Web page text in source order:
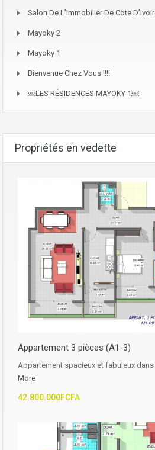
Salon De L’Immobilier De Cote
Mayoky 2
Mayoky 1
Bienvenue Chez Vous !!!!
￼LES RÉSIDENCES MAYOKY 1￼
Propriétés en vedette
Appartement 3 pièces (A1-3)
Appartement spacieux et fabuleux
More
42.800.000FCFA